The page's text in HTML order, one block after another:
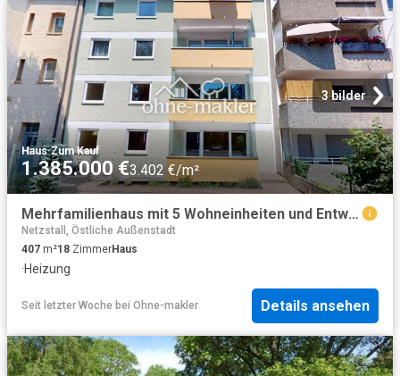
3 bilder
Haus·Zum Kauf
1.385.000 €3.402 €/m²
Mehrfamilienhaus mit 5 Wohneinheiten und Entwicklungspotenzial in Nürnberg Mögeldorf
Netzstall, Östliche Außenstadt
407 m²18 ZimmerHaus
·Heizung
Seit letzter Woche bei Ohne-makler Details ansehen